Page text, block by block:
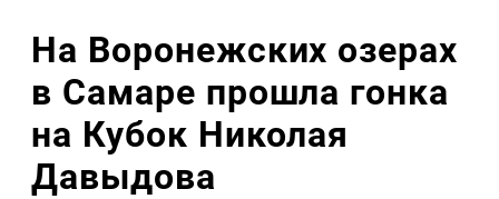
На Воронежских озерах
в Самаре прошла гонка
на Кубок Николая
Давыдова